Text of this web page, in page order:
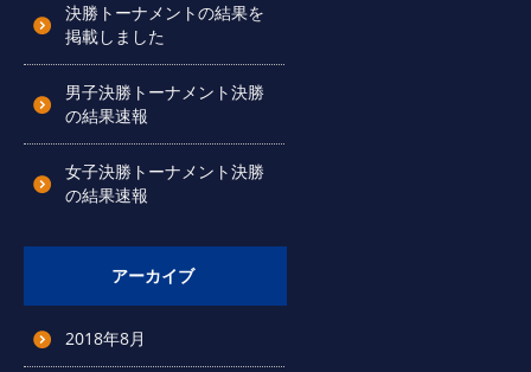
決勝トーナメントの結果を
掲載しました
男子決勝トーナメント決勝
の結果速報
女子決勝トーナメント決勝
の結果速報
アーカイブ
2018年8月